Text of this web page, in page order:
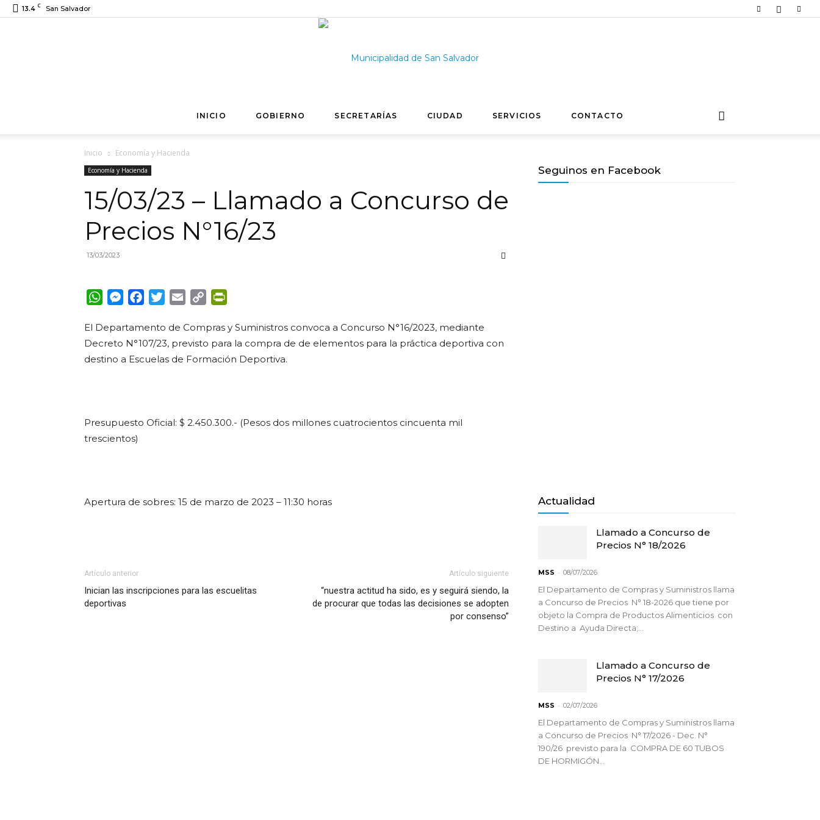
13.4 C San Salvador
INICIO GOBIERNO SECRETARÍAS CIUDAD SERVICIOS CONTACTO
Inicio Economía y Hacienda
Economía y Hacienda
15/03/23 – Llamado a Concurso de
Precios N°16/23
13/03/2023
WhatsApp
Messenger
FacebookTwitterEmail Copy
El Departamento de Compras y Suministros convoca a Concurso N°16/2023, mediante
Decreto N°107/23, previsto para la compra de de elementos para la práctica deportiva con
destino a Escuelas de Formación Deportiva.
Presupuesto Oficial: $ 2.450.300.- (Pesos dos millones cuatrocientos cincuenta mil
trescientos)
Apertura de sobres: 15 de marzo de 2023 – 11:30 horas
Artículo anterior
Inician las inscripciones para las escuelitas
deportivas
Artículo siguiente
“nuestra actitud ha sido, es y seguirá siendo, la
de procurar que todas las decisiones se adopten
por consenso”
Seguinos en Facebook
Actualidad
Llamado a Concurso de
Precios N° 18/2026
MSS - 08/07/2026
El Departamento de Compras y Suministros llama
a Concurso de Precios N° 18-2026 que tiene por
objeto la Compra de Productos Alimenticios con
Destino a Ayuda Directa;...
Llamado a Concurso de
Precios N° 17/2026
MSS - 02/07/2026
El Departamento de Compras y Suministros llama
a Concurso de Precios N° 17/2026 - Dec. N°
190/26 previsto para la COMPRA DE 60 TUBOS
DE HORMIGÓN...